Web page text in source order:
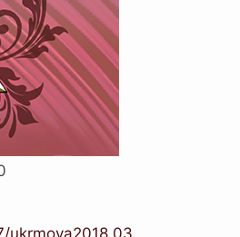
ukrmova2018.03